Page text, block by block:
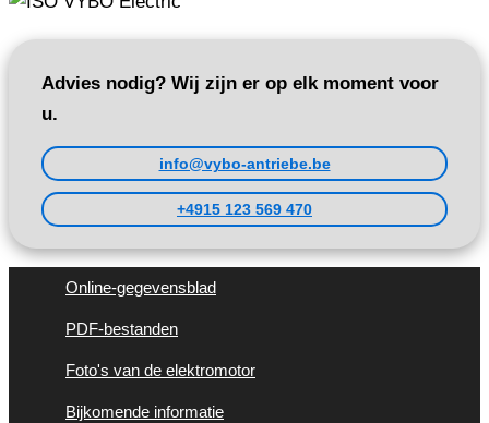
aantal
Advies nodig? Wij zijn er op elk moment voor
u.
info@vybo-antriebe.be
+4915 123 569 470
Online-gegevensblad
PDF-bestanden
Foto's van de elektromotor
Bijkomende informatie